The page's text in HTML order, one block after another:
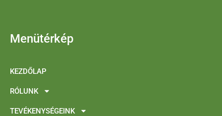
Menütérkép
KEZDŐLAP
RÓLUNK
TEVÉKENYSÉGEINK